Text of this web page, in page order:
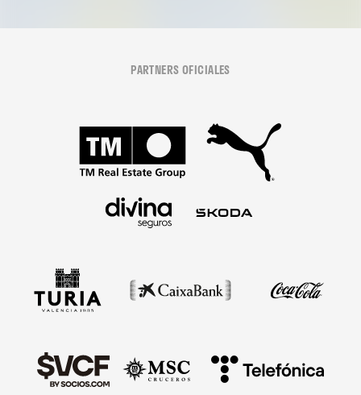
PARTNERS OFICIALES